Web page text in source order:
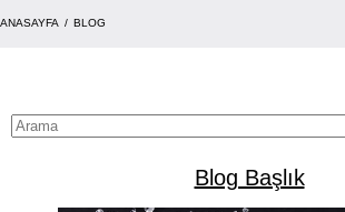
ANASAYFA BLOG
Blog Başlık